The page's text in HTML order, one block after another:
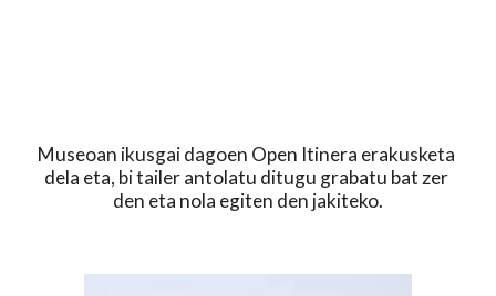
Museoan ikusgai dagoen Open Itinera erakusketa
dela eta, bi tailer antolatu ditugu grabatu bat zer
den eta nola egiten den jakiteko.